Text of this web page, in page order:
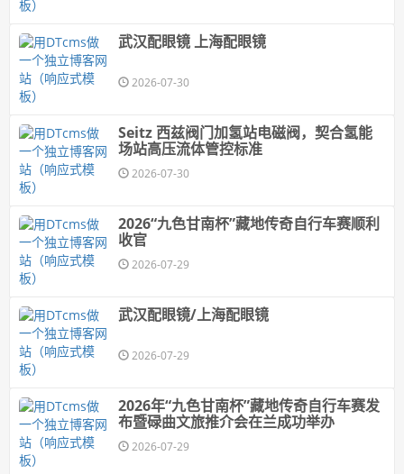
武汉配眼镜 上海配眼镜
2026-07-30
Seitz 西兹阀门加氢站电磁阀，契合氢能
场站高压流体管控标准
2026-07-30
2026“九色甘南杯”藏地传奇自行车赛顺利
收官
2026-07-29
武汉配眼镜/上海配眼镜
2026-07-29
2026年“九色甘南杯”藏地传奇自行车赛发
布暨碌曲文旅推介会在兰成功举办
2026-07-29